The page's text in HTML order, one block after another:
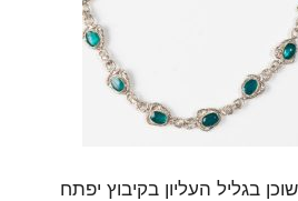
בגליל העליון בקיבוץ יפתח